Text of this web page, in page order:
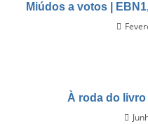
Miúdos a votos |
À roda do livro